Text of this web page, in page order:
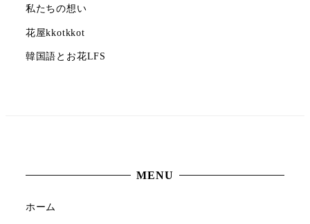
私たちの想い
花屋kkotkkot
韓国語とお花LFS
MENU
ホーム